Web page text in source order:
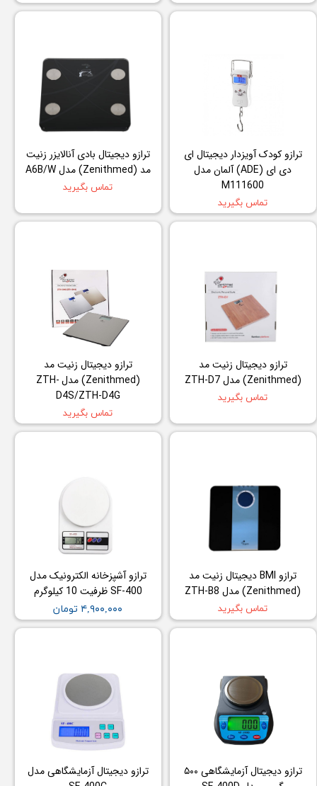
ترازو کودک آویزدار دیجیتال ای
دی ای (ADE) آلمان مدل
M111600
تماس بگیرید
ترازو دیجیتال بادی آنالایزر زنیت
مد (Zenithmed) مدل A6B/W
تماس بگیرید
ترازو دیجیتال زنیت مد
(Zenithmed) مدل ZTH-D7
تماس بگیرید
ترازو دیجیتال زنیت مد
(Zenithmed) مدل ZTH-
D4S/ZTH-D4G
تماس بگیرید
ترازو BMI دیجیتال زنیت مد
(Zenithmed) مدل ZTH-B8
تماس بگیرید
ترازو آشپزخانه الکترونیک مدل
SF-400 ظرفیت 10 کیلوگرم
۴,۹۰۰,۰۰۰ تومان
ترازو دیجیتال آزمایشگاهی ۵۰۰
ترازو دیجیتال آزمایشگاهی مدل